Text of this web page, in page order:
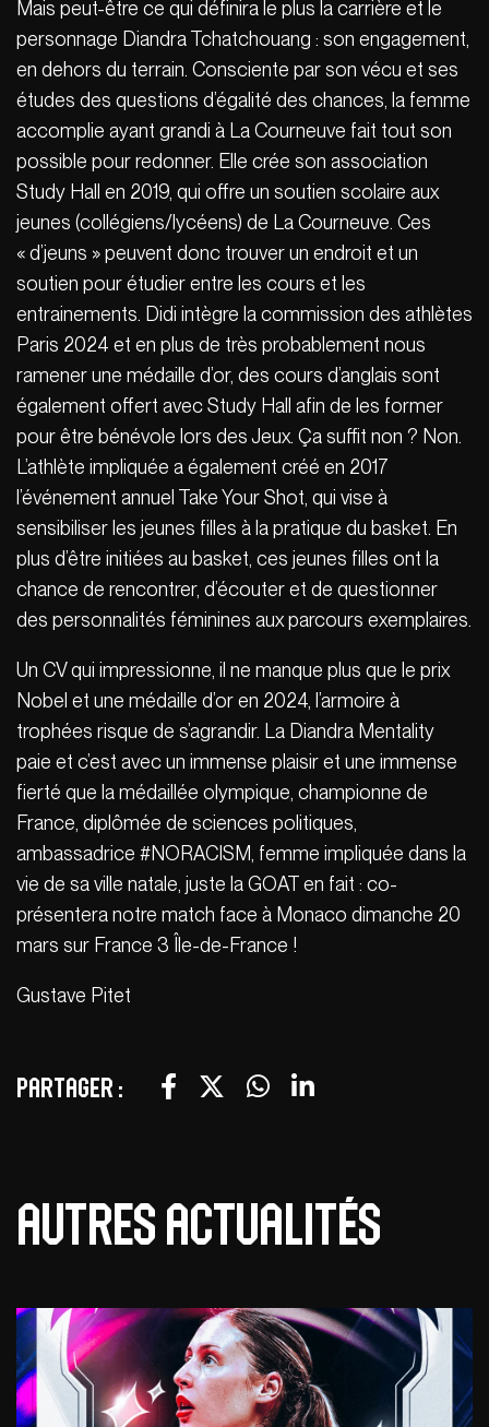
Mais peut-être ce qui définira le plus la carrière et le
personnage Diandra Tchatchouang : son engagement,
en dehors du terrain. Consciente par son vécu et ses
études des questions d’égalité des chances, la femme
accomplie ayant grandi à La Courneuve fait tout son
possible pour redonner. Elle crée son association
Study Hall en 2019, qui offre un soutien scolaire aux
jeunes (collégiens/lycéens) de La Courneuve. Ces
« d’jeuns » peuvent donc trouver un endroit et un
soutien pour étudier entre les cours et les
entrainements. Didi intègre la commission des athlètes
Paris 2024 et en plus de très probablement nous
ramener une médaille d’or, des cours d’anglais sont
également offert avec Study Hall afin de les former
pour être bénévole lors des Jeux. Ça suffit non ? Non.
L’athlète impliquée a également créé en 2017
l’événement annuel Take Your Shot, qui vise à
sensibiliser les jeunes filles à la pratique du basket. En
plus d’être initiées au basket, ces jeunes filles ont la
chance de rencontrer, d’écouter et de questionner
des personnalités féminines aux parcours exemplaires.
Un CV qui impressionne, il ne manque plus que le prix
Nobel et une médaille d’or en 2024, l’armoire à
trophées risque de s’agrandir. La Diandra Mentality
paie et c’est avec un immense plaisir et une immense
fierté que la médaillée olympique, championne de
France, diplômée de sciences politiques,
ambassadrice #NORACISM, femme impliquée dans la
vie de sa ville natale, juste la GOAT en fait : co-
présentera notre match face à Monaco dimanche 20
mars sur France 3 Île-de-France !
Gustave Pitet
Partager :
Autres actualités